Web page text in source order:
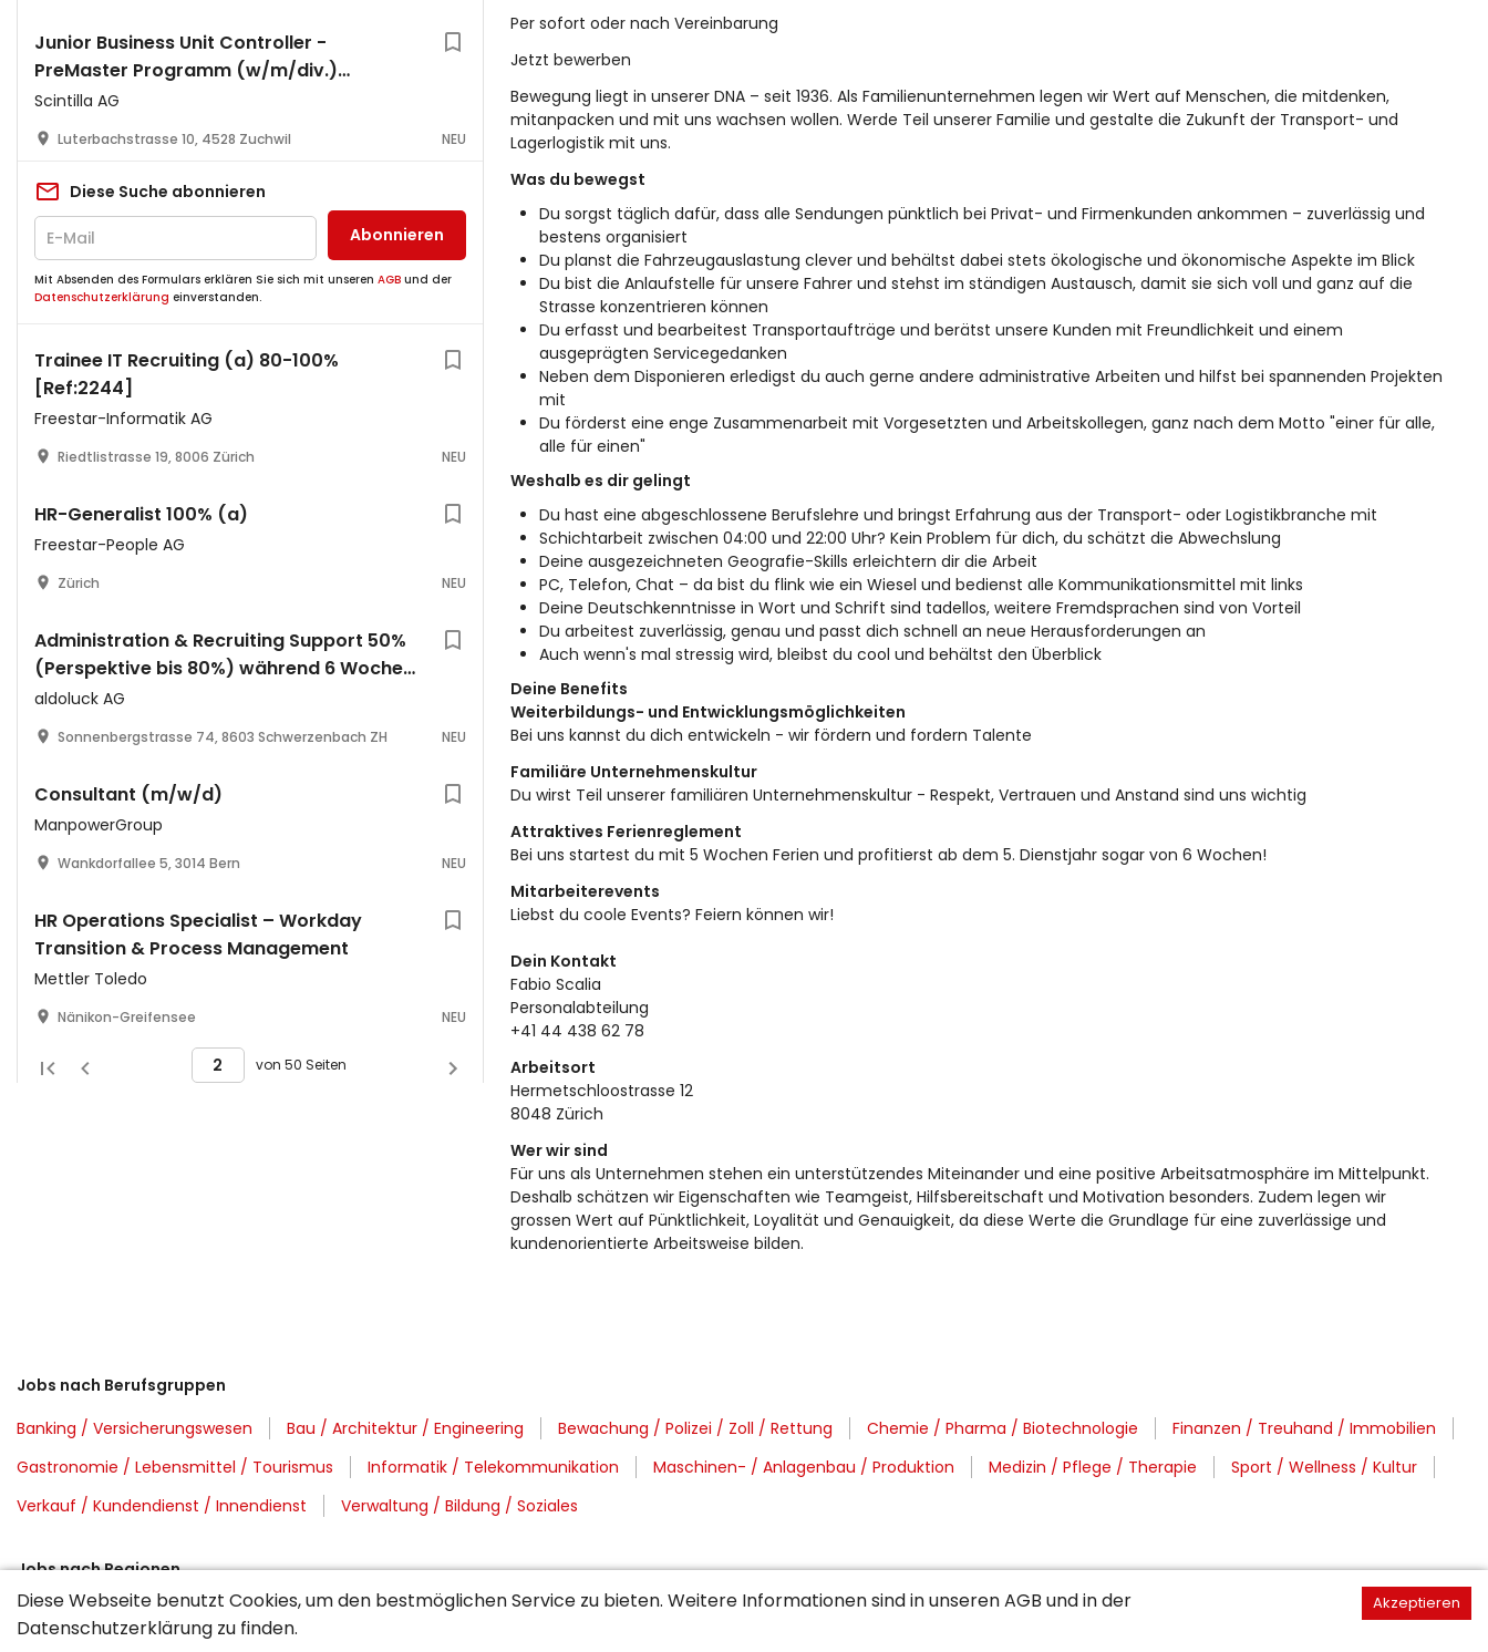
Junior Business Unit Controller -
PreMaster Programm (w/m/div.)
REF278142E
Scintilla AG
Luterbachstrasse 10, 4528 Zuchwil NEU
Diese Suche abonnieren
Abonnieren
Mit Absenden des Formulars erklären Sie sich mit unseren AGB und der
Datenschutzerklärung einverstanden.
Trainee IT Recruiting (a) 80-100%
[Ref:2244]
Freestar-Informatik AG
Riedtlistrasse 19, 8006 Zürich NEU
HR-Generalist 100% (a)
Freestar-People AG
Zürich NEU
Administration & Recruiting Support 50%
(Perspektive bis 80%) während 6 Wochen
pro Jahr 100% (Ferienvertretung)
aldoluck AG
Sonnenbergstrasse 74, 8603 Schwerzenbach ZH NEU
Consultant (m/w/d)
ManpowerGroup
Wankdorfallee 5, 3014 Bern NEU
HR Operations Specialist – Workday
Transition & Process Management
Mettler Toledo
Nänikon-Greifensee NEU
von 50 Seiten
Per sofort oder nach Vereinbarung
Jetzt bewerben
Bewegung liegt in unserer DNA – seit 1936. Als Familienunternehmen legen wir Wert auf Menschen, die mitdenken,
mitanpacken und mit uns wachsen wollen. Werde Teil unserer Familie und gestalte die Zukunft der Transport- und
Lagerlogistik mit uns.
Was du bewegst
Du sorgst täglich dafür, dass alle Sendungen pünktlich bei Privat- und Firmenkunden ankommen – zuverlässig und
bestens organisiert
Du planst die Fahrzeugauslastung clever und behältst dabei stets ökologische und ökonomische Aspekte im Blick
Du bist die Anlaufstelle für unsere Fahrer und stehst im ständigen Austausch, damit sie sich voll und ganz auf die
Strasse konzentrieren können
Du erfasst und bearbeitest Transportaufträge und berätst unsere Kunden mit Freundlichkeit und einem
ausgeprägten Servicegedanken
Neben dem Disponieren erledigst du auch gerne andere administrative Arbeiten und hilfst bei spannenden Projekten
mit
Du förderst eine enge Zusammenarbeit mit Vorgesetzten und Arbeitskollegen, ganz nach dem Motto "einer für alle,
alle für einen"
Weshalb es dir gelingt
Du hast eine abgeschlossene Berufslehre und bringst Erfahrung aus der Transport- oder Logistikbranche mit
Schichtarbeit zwischen 04:00 und 22:00 Uhr? Kein Problem für dich, du schätzt die Abwechslung
Deine ausgezeichneten Geografie-Skills erleichtern dir die Arbeit
PC, Telefon, Chat – da bist du flink wie ein Wiesel und bedienst alle Kommunikationsmittel mit links
Deine Deutschkenntnisse in Wort und Schrift sind tadellos, weitere Fremdsprachen sind von Vorteil
Du arbeitest zuverlässig, genau und passt dich schnell an neue Herausforderungen an
Auch wenn's mal stressig wird, bleibst du cool und behältst den Überblick
Deine Benefits
Weiterbildungs- und Entwicklungsmöglichkeiten
Bei uns kannst du dich entwickeln - wir fördern und fordern Talente
Familiäre Unternehmenskultur
Du wirst Teil unserer familiären Unternehmenskultur - Respekt, Vertrauen und Anstand sind uns wichtig
Attraktives Ferienreglement
Bei uns startest du mit 5 Wochen Ferien und profitierst ab dem 5. Dienstjahr sogar von 6 Wochen!
Mitarbeiterevents
Liebst du coole Events? Feiern können wir!
Dein Kontakt
Fabio Scalia
Personalabteilung
+41 44 438 62 78
Arbeitsort
Hermetschloostrasse 12
8048 Zürich
Wer wir sind
Für uns als Unternehmen stehen ein unterstützendes Miteinander und eine positive Arbeitsatmosphäre im Mittelpunkt.
Deshalb schätzen wir Eigenschaften wie Teamgeist, Hilfsbereitschaft und Motivation besonders. Zudem legen wir
grossen Wert auf Pünktlichkeit, Loyalität und Genauigkeit, da diese Werte die Grundlage für eine zuverlässige und
kundenorientierte Arbeitsweise bilden.
Jobs nach Berufsgruppen
Banking / Versicherungswesen
Bau / Architektur / Engineering Bewachung / Polizei / Zoll / Rettung Chemie / Pharma / Biotechnologie
Finanzen / Treuhand / Immobilien
Gastronomie / Lebensmittel / Tourismus
Informatik / Telekommunikation Maschinen- / Anlagenbau / Produktion Medizin / Pflege / Therapie
Sport / Wellness / Kultur
Verkauf / Kundendienst / Innendienst
Verwaltung / Bildung / Soziales
Jobs nach Regionen
Ausland
Deutschschweiz Region Basel Region Genf Region Neuchâtel / Jura Region Ostschweiz / GR / FL
Region Winterthur / Schaffhausen
Diese Webseite benutzt Cookies, um den bestmöglichen Service zu bieten. Weitere Informationen sind in unserenAGB und in der
Datenschutzerklärung zu finden.
Akzeptieren